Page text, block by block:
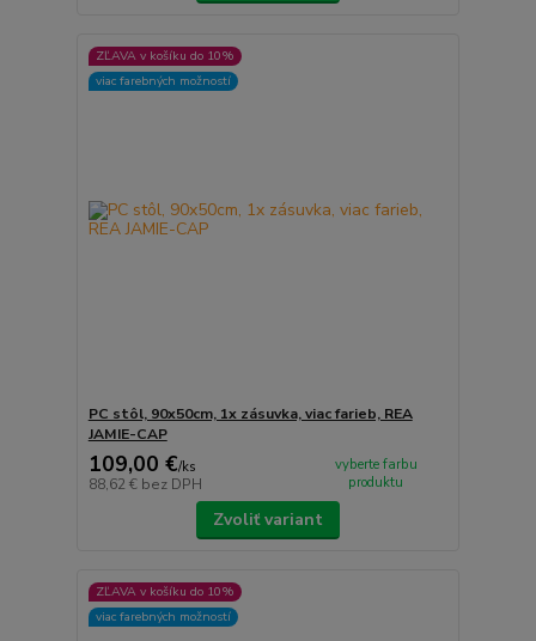
ZĽAVA v košíku do 10%
viac farebných možností
PC stôl, 90x50cm, 1x zásuvka, viac farieb, REA
JAMIE-CAP
109,00 €/ks
88,62 € bez DPH
vyberte farbu
produktu
Zvoliť variant
ZĽAVA v košíku do 10%
viac farebných možností